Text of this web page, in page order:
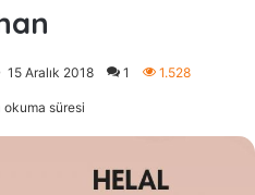
15 Aralık 2018 1 1.528
okuma süresi